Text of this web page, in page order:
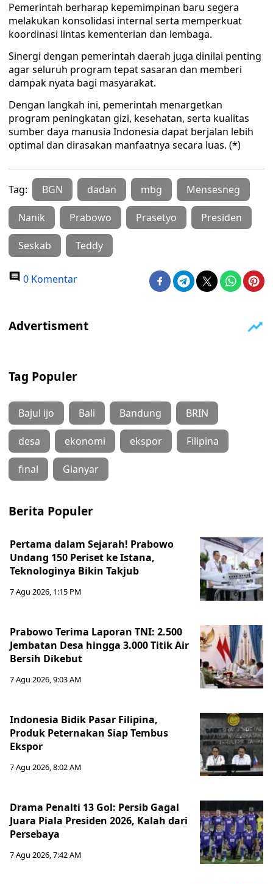
Pemerintah berharap kepemimpinan baru segera
melakukan konsolidasi internal serta memperkuat
koordinasi lintas kementerian dan lembaga.
Sinergi dengan pemerintah daerah juga dinilai penting
agar seluruh program tepat sasaran dan memberi
dampak nyata bagi masyarakat.
Dengan langkah ini, pemerintah menargetkan
program peningkatan gizi, kesehatan, serta kualitas
sumber daya manusia Indonesia dapat berjalan lebih
optimal dan dirasakan manfaatnya secara luas. (*)
Tag: BGN dadan mbg Mensesneg
Nanik Prabowo Prasetyo Presiden
Seskab Teddy
0 Komentar
Tag Populer
Bajul ijo Bali Bandung BRIN
desa ekonomi ekspor Filipina
final Gianyar
Berita Populer
Pertama dalam Sejarah! Prabowo
Undang 150 Periset ke Istana,
Teknologinya Bikin Takjub
7 Agu 2026, 1:15 PM
Prabowo Terima Laporan TNI: 2.500
Jembatan Desa hingga 3.000 Titik Air
Bersih Dikebut
7 Agu 2026, 9:03 AM
Indonesia Bidik Pasar Filipina,
Produk Peternakan Siap Tembus
Ekspor
7 Agu 2026, 8:02 AM
Drama Penalti 13 Gol: Persib Gagal
Juara Piala Presiden 2026, Kalah dari
Persebaya
7 Agu 2026, 7:42 AM